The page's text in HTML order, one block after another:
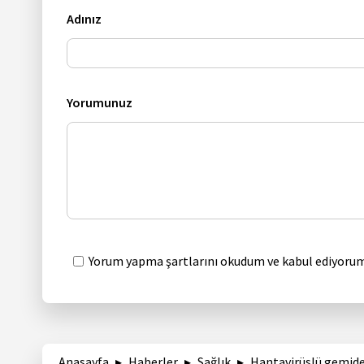
Adınız
Yorumunuz
Yorum yapma şartlarını okudum ve kabul